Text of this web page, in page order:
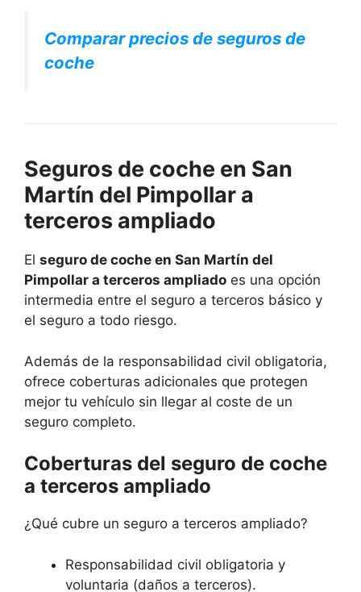
Comparar precios de seguros de
coche
Seguros de coche en San
Martín del Pimpollar a
terceros ampliado
El seguro de coche en San Martín del
Pimpollar a terceros ampliado es una opción
intermedia entre el seguro a terceros básico y
el seguro a todo riesgo.
Además de la responsabilidad civil obligatoria,
ofrece coberturas adicionales que protegen
mejor tu vehículo sin llegar al coste de un
seguro completo.
Coberturas del seguro de coche
a terceros ampliado
¿Qué cubre un seguro a terceros ampliado?
Responsabilidad civil obligatoria y
voluntaria (daños a terceros).